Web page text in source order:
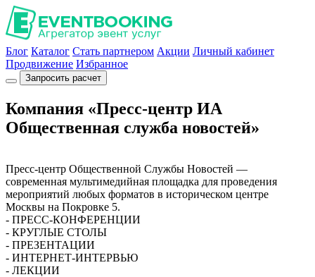
Блог Каталог Стать партнером Акции Личный кабинет
Продвижение Избранное
Запросить расчет
Компания «Пресс-центр ИА
Общественная служба новостей»
Пресс-центр Общественной Службы Новостей —
современная мультимедийная площадка для проведения
мероприятий любых форматов в историческом центре
Москвы на Покровке 5.
- ПРЕСС-КОНФЕРЕНЦИИ
- КРУГЛЫЕ СТОЛЫ
- ПРЕЗЕНТАЦИИ
- ИНТЕРНЕТ-ИНТЕРВЬЮ
- ЛЕКЦИИ